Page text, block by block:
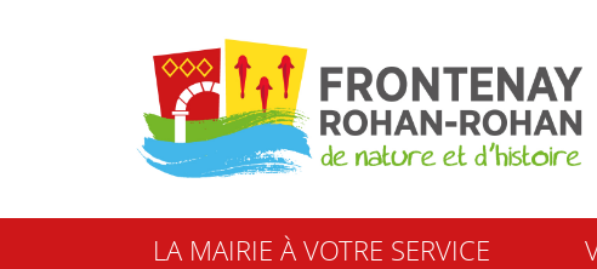
LA MAIRIE À VOTRE SERVICE